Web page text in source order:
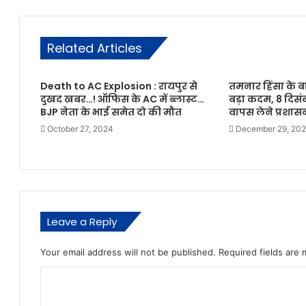
Related Articles
Death to AC Explosion : रायपुर से
दुखद खबर…! ऑफिस के AC में ब्लास्ट…
BJP नेता के भाई समेत दो की मौत
October 27, 2024
तमनार हिंसा के
बड़ा कदम, 8
वापस लेने
December 29,
Leave a Reply
Your email address will not be published. Required fields are